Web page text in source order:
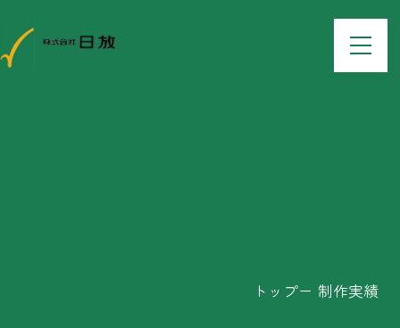
トップ 制作実績